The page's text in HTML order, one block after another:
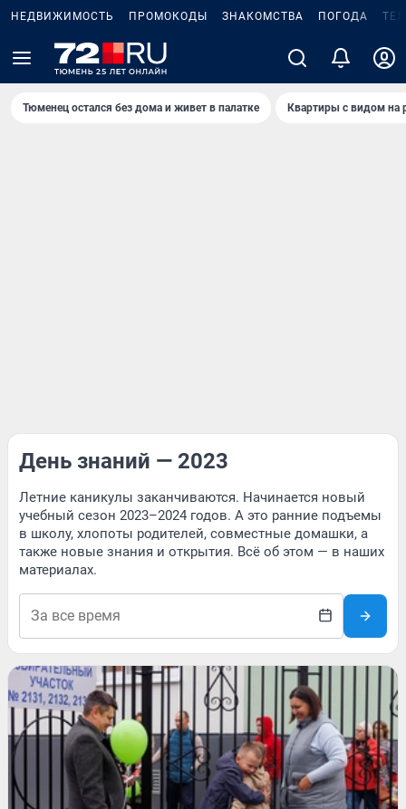
НЕДВИЖИМОСТЬ ПРОМОКОДЫ ЗНАКОМСТВА ПОГОДА
Тюменец остался без дома и живет в палатке Квартиры с видом на
День знаний — 2023
Летние каникулы заканчиваются. Начинается новый
учебный сезон 2023–2024 годов. А это ранние подъемы
в школу, хлопоты родителей, совместные домашки, а
также новые знания и открытия. Всё об этом — в наших
материалах.